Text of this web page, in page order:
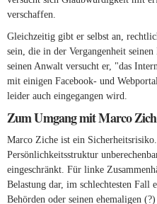
verschaffen.
Gleichzeitig gibt er selbst an,
sein, die in der Vergangenheit
seinen Anwalt versucht er, "das
mit einigen Facebook- und
leider auch eingegangen wird.
Zum Umgang mit Marco
Marco Ziche ist ein
Persönlichkeitsstruktur
eingeschränkt. Für linke
Belastung dar, im schlechtesten Fall
Behörden oder seinen ehemaligen